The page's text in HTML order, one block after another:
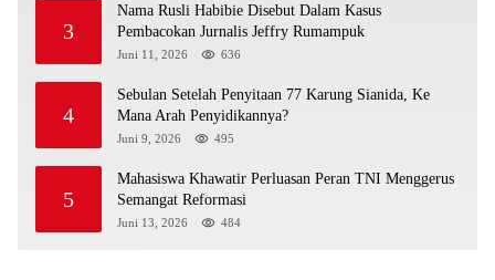
3
Nama Rusli Habibie Disebut Dalam Kasus
Pembacokan Jurnalis Jeffry Rumampuk
Juni 11, 2026 636
4
Sebulan Setelah Penyitaan 77 Karung Sianida, Ke
Mana Arah Penyidikannya?
Juni 9, 2026 495
5
Mahasiswa Khawatir Perluasan Peran TNI Menggerus
Semangat Reformasi
Juni 13, 2026 484